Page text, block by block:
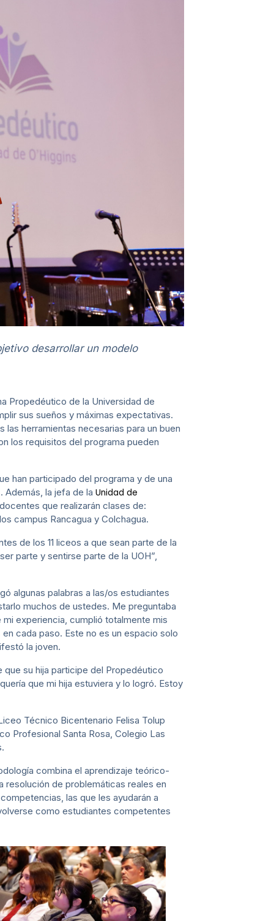
desarrollar un modelo
Propedéutico de la Universidad de
sus sueños y máximas expectativas.
herramientas necesarias para un buen
los requisitos del programa pueden
han participado del programa y de una
Además, la jefa de la Unidad de
que realizarán clases de:
campus Rancagua y Colchagua.
de los 11 liceos a que sean parte de la
parte y sentirse parte de la UOH”,
algunas palabras a las/os estudiantes
muchos de ustedes. Me preguntaba
experiencia, cumplió totalmente mis
cada paso. Este no es un espacio solo
la joven.
su hija participe del Propedéutico
que mi hija estuviera y lo logró. Estoy
Técnico Bicentenario Felisa Tolup
Profesional Santa Rosa, Colegio Las
combina el aprendizaje teórico-
de problemáticas reales en
las que les ayudarán a
como estudiantes competentes